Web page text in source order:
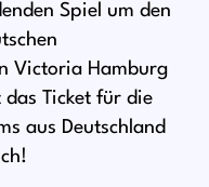
Spiel um den
Victoria Hamburg
Ticket für die
aus Deutschland